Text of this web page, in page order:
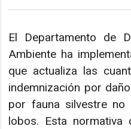
El Departamento de
Ambiente ha
que actualiza las
indemnización por
por fauna silvestre no
lobos. Esta